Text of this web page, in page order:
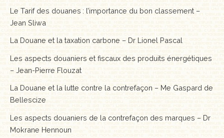
Le Tarif des douanes : l’importance du bon classement –
Jean Sliwa
La Douane et la taxation carbone – Dr Lionel Pascal
Les aspects douaniers et fiscaux des produits énergétiques
– Jean-Pierre Flouzat
La Douane et la lutte contre la contrefaçon – Me Gaspard de
Bellescize
Les aspects douaniers de la contrefaçon des marques – Dr
Mokrane Hennoun